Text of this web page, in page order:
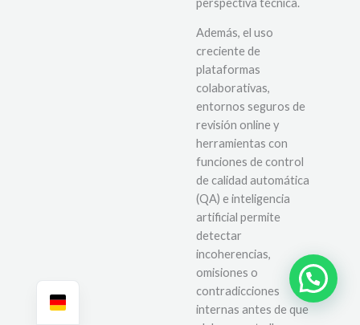
Además, el uso
creciente de
plataformas
colaborativas,
entornos seguros de
revisión online y
herramientas con
funciones de control
de calidad automática
(QA) e inteligencia
artificial permite
detectar
incoherencias,
omisiones o
contradicciones
internas antes de que
Brauchen Sie Hilfe?